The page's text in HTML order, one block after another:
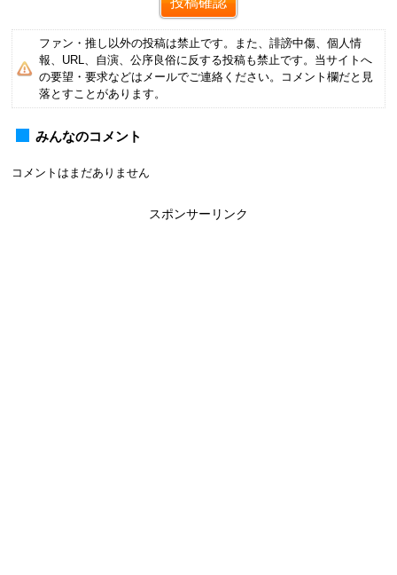
ファン・推し以外の投稿は禁止です。また、誹謗中傷、個人情
報、URL、自演、公序良俗に反する投稿も禁止です。当サイトへ
の要望・要求などはメールでご連絡ください。コメント欄だと見
落とすことがあります。
みんなのコメント
コメントはまだありません
スポンサーリンク